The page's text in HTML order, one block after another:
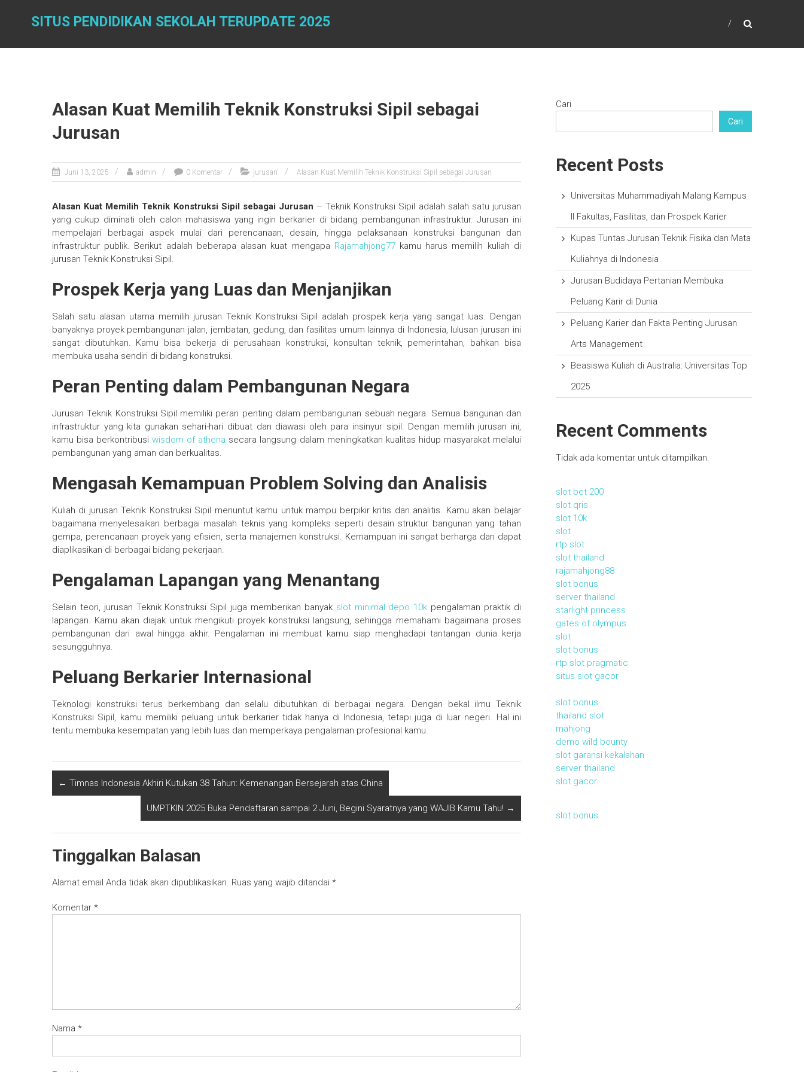
SITUS PENDIDIKAN SEKOLAH TERUPDATE 2025
Alasan Kuat Memilih Teknik Konstruksi Sipil sebagai
Jurusan
Juni 13, 2025 admin 0 Komentar jurusan' Alasan Kuat Memilih Teknik Konstruksi Sipil sebagai Jurusan
Alasan Kuat Memilih Teknik Konstruksi Sipil sebagai Jurusan – Teknik Konstruksi Sipil adalah salah satu jurusan
yang cukup diminati oleh calon mahasiswa yang ingin berkarier di bidang pembangunan infrastruktur. Jurusan ini
mempelajari berbagai aspek mulai dari perencanaan, desain, hingga pelaksanaan konstruksi bangunan dan
infrastruktur publik. Berikut adalah beberapa alasan kuat mengapa Rajamahjong77kamu harus memilih kuliah di
jurusan Teknik Konstruksi Sipil.
Prospek Kerja yang Luas dan Menjanjikan
Salah satu alasan utama memilih jurusan Teknik Konstruksi Sipil adalah prospek kerja yang sangat luas. Dengan
banyaknya proyek pembangunan jalan, jembatan, gedung, dan fasilitas umum lainnya di Indonesia, lulusan jurusan ini
sangat dibutuhkan. Kamu bisa bekerja di perusahaan konstruksi, konsultan teknik, pemerintahan, bahkan bisa
membuka usaha sendiri di bidang konstruksi.
Peran Penting dalam Pembangunan Negara
Jurusan Teknik Konstruksi Sipil memiliki peran penting dalam pembangunan sebuah negara. Semua bangunan dan
infrastruktur yang kita gunakan sehari-hari dibuat dan diawasi oleh para insinyur sipil. Dengan memilih jurusan ini,
kamu bisa berkontribusiwisdom of athena secara langsung dalam meningkatkan kualitas hidup masyarakat melalui
pembangunan yang aman dan berkualitas.
Mengasah Kemampuan Problem Solving dan Analisis
Kuliah di jurusan Teknik Konstruksi Sipil menuntut kamu untuk mampu berpikir kritis dan analitis. Kamu akan belajar
bagaimana menyelesaikan berbagai masalah teknis yang kompleks seperti desain struktur bangunan yang tahan
gempa, perencanaan proyek yang efisien, serta manajemen konstruksi. Kemampuan ini sangat berharga dan dapat
diaplikasikan di berbagai bidang pekerjaan.
Pengalaman Lapangan yang Menantang
Selain teori, jurusan Teknik Konstruksi Sipil juga memberikan banyak slot minimal depo 10k pengalaman praktik di
lapangan. Kamu akan diajak untuk mengikuti proyek konstruksi langsung, sehingga memahami bagaimana proses
pembangunan dari awal hingga akhir. Pengalaman ini membuat kamu siap menghadapi tantangan dunia kerja
sesungguhnya.
Peluang Berkarier Internasional
Teknologi konstruksi terus berkembang dan selalu dibutuhkan di berbagai negara. Dengan bekal ilmu Teknik
Konstruksi Sipil, kamu memiliki peluang untuk berkarier tidak hanya di Indonesia, tetapi juga di luar negeri. Hal ini
tentu membuka kesempatan yang lebih luas dan memperkaya pengalaman profesional kamu.
← Timnas Indonesia Akhiri Kutukan 38 Tahun: Kemenangan Bersejarah atas China
UMPTKIN 2025 Buka Pendaftaran sampai 2 Juni, Begini Syaratnya yang WAJIB Kamu Tahu! →
Tinggalkan Balasan
Alamat email Anda tidak akan dipublikasikan. Ruas yang wajib ditandai *
Komentar *
Nama *
Cari
Cari
Recent Posts
Universitas Muhammadiyah Malang Kampus
II Fakultas, Fasilitas, dan Prospek Karier
Kupas Tuntas Jurusan Teknik Fisika dan Mata
Kuliahnya di Indonesia
Jurusan Budidaya Pertanian Membuka
Peluang Karir di Dunia
Peluang Karier dan Fakta Penting Jurusan
Arts Management
Beasiswa Kuliah di Australia: Universitas Top
2025
Recent Comments
Tidak ada komentar untuk ditampilkan.
slot bet 200
slot qris
slot 10k
slot
rtp slot
slot thailand
rajamahjong88
slot bonus
server thailand
starlight princess
gates of olympus
slot
slot bonus
rtp slot pragmatic
situs slot gacor
slot bonus
thailand slot
mahjong
demo wild bounty
slot garansi kekalahan
server thailand
slot gacor
slot bonus